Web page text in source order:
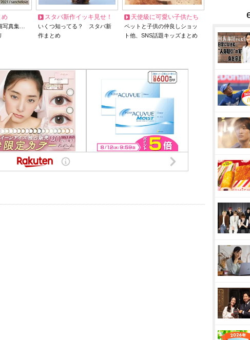
め
写真集…
スタバ新作イッキ見せ！
いくつ知ってる？ スタバ新
作まとめ
天使級に可愛い子供たち
ペットと子供の仲良しショッ
ト他、SNS話題キッズまとめ